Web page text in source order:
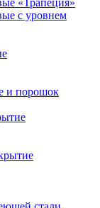
«Трапеция»
с уровнем
и порошок